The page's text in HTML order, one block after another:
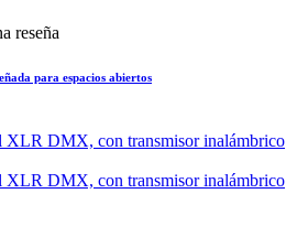
reseña
para espacios abiertos